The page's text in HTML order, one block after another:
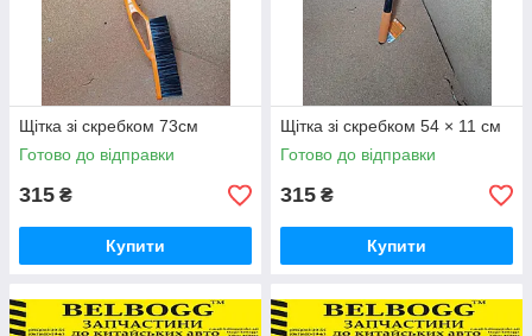
Щітка зі скребком 73см
Готово до відправки
315 ₴
Купити
Щітка зі скребком 54 × 11 см
Готово до відправки
315 ₴
Купити